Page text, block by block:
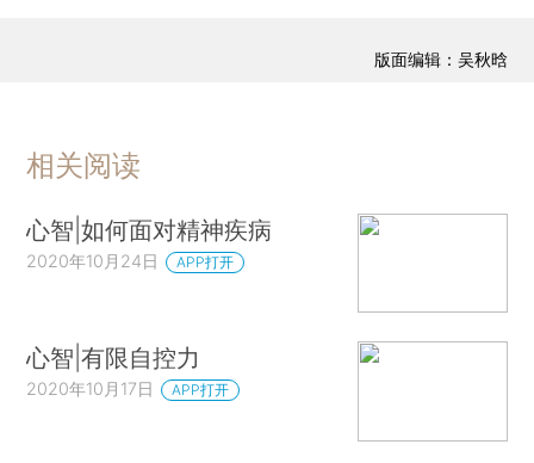
版面编辑：吴秋晗
相关阅读
心智|如何面对精神疾病
2020年10月24日 APP打开
心智|有限自控力
2020年10月17日 APP打开